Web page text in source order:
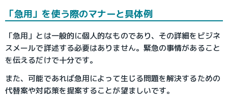
「急用」を使う際のマナーと具体例
「急用」とは一般的に個人的なものであり、その詳細をビジネ
スメールで詳述する必要はありません。緊急の事情があること
を伝えるだけで十分です。
また、可能であれば急用によって生じる問題を解決するための
代替案や対応策を提案することが望ましいです。